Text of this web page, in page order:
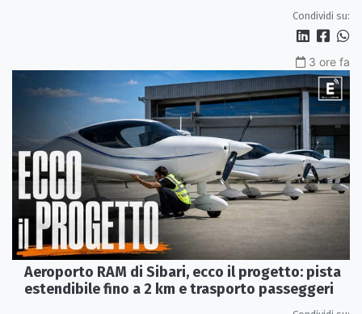
Condividi su:
3 ore fa
Aeroporto RAM di Sibari, ecco il progetto: pista
estendibile fino a 2 km e trasporto passeggeri